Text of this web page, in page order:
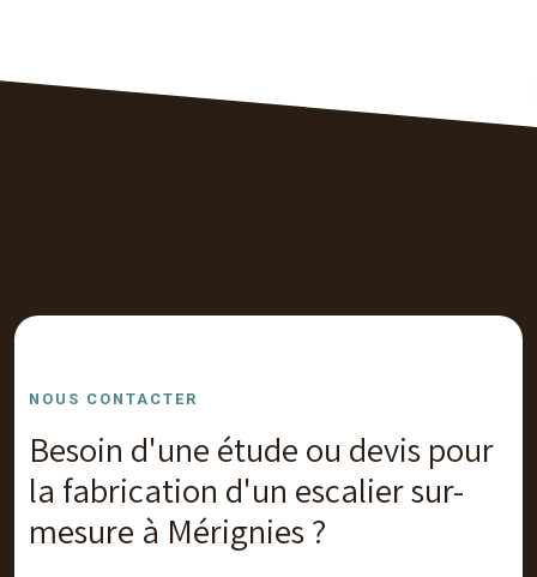
NOUS CONTACTER
Besoin d'une étude ou devis pour
la fabrication d'un escalier sur-
mesure à Mérignies ?